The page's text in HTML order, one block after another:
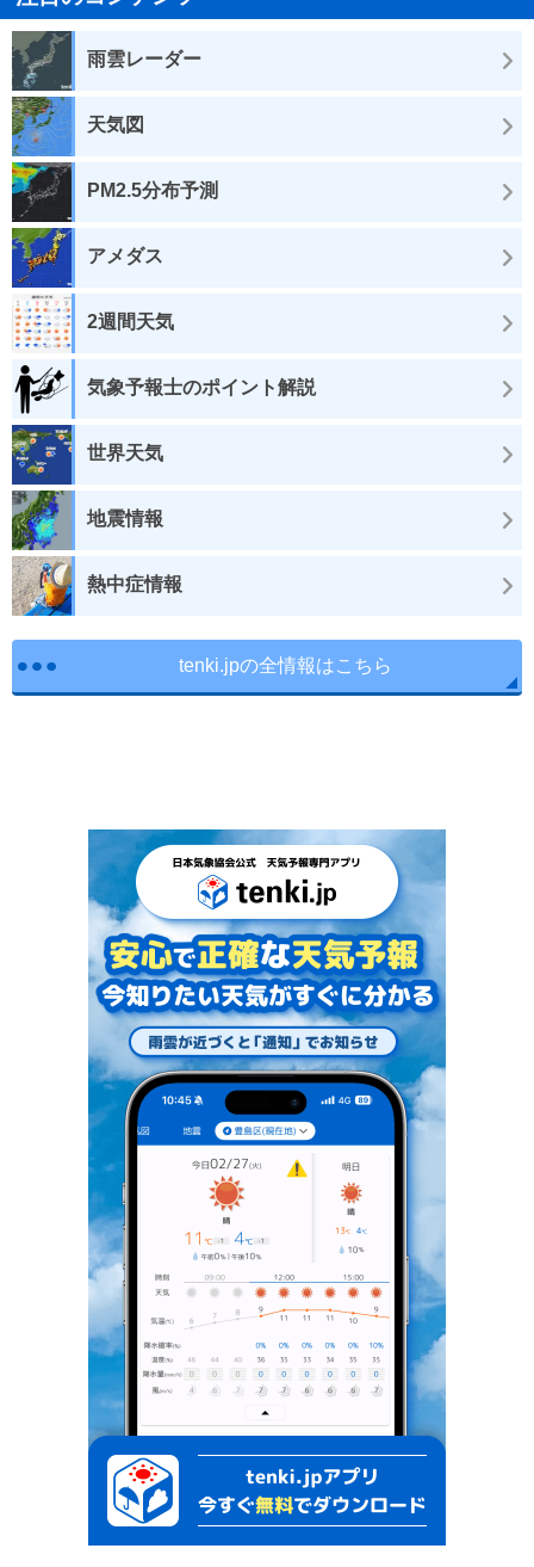
雨雲レーダー
天気図
PM2.5分布予測
アメダス
2週間天気
気象予報士のポイント解説
世界天気
地震情報
熱中症情報
tenki.jpの全情報はこちら